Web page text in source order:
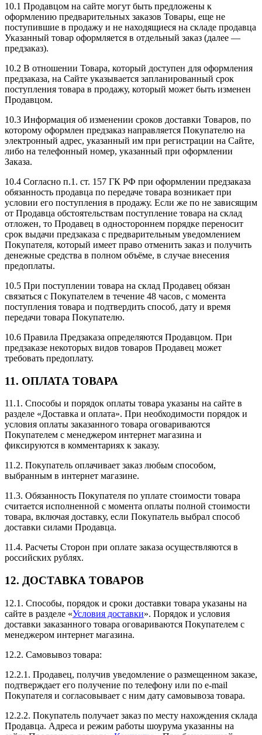
10.1 Продавцом на сайте могут быть предложены к
оформлению предварительных заказов Товары, еще не
поступившие в продажу и не находящиеся на складе продавца
Указанный товар оформляется в отдельный заказ (далее —
предзаказ).
10.2 В отношении Товара, который доступен для оформления
предзаказа, на Сайте указывается запланированный срок
поступления товара в продажу, который может быть изменен
Продавцом.
10.3 Информация об изменении сроков доставки Товаров, по
которому оформлен предзаказ направляется Покупателю на
электронный адрес, указанный им при регистрации на Сайте,
либо на телефонный номер, указанный при оформлении
Заказа.
10.4 Согласно п.1. ст. 157 ГК РФ при оформлении предзаказа
обязанность продавца по передаче товара возникает при
условии его поступления в продажу. Если же по не зависящим
от Продавца обстоятельствам поступление товара на склад
отложен, то Продавец в одностороннем порядке переносит
срок выдачи предзаказа с предварительным уведомлением
Покупателя, который имеет право отменить заказ и получить
денежные средства в полном объёме, в случае внесения
предоплаты.
10.5 При поступлении товара на склад Продавец обязан
связаться с Покупателем в течение 48 часов, с момента
поступления товара и подтвердить способ, дату и время
передачи товара Покупателю.
10.6 Правила Предзаказа определяются Продавцом. При
предзаказе некоторых видов товаров Продавец может
требовать предоплату.
11. ОПЛАТА ТОВАРА
11.1. Способы и порядок оплаты товара указаны на сайте в
разделе «Доставка и оплата». При необходимости порядок и
условия оплаты заказанного товара оговариваются
Покупателем с менеджером интернет магазина и
фиксируются в комментариях к заказу.
11.2. Покупатель оплачивает заказ любым способом,
выбранным в интернет магазине.
11.3. Обязанность Покупателя по уплате стоимости товара
считается исполненной с момента оплаты полной стоимости
товара, включая доставку, если Покупатель выбрал способ
доставки силами Продавца.
11.4. Расчеты Сторон при оплате заказа осуществляются в
российских рублях.
12. ДОСТАВКА ТОВАРОВ
12.1. Способы, порядок и сроки доставки товара указаны на
сайте в разделе «Условия доставки». Порядок и условия
доставки заказанного товара оговариваются Покупателем с
менеджером интернет магазина.
12.2. Самовывоз товара:
12.2.1. Продавец, получив уведомление о размещенном заказе,
подтверждает его получение по телефону или по e-mail
Покупателя и согласовывает с ним дату самовывоза товара.
12.2.2. Покупатель получает заказ по месту нахождения склада
Продавца. Адреса и режим работы шоурума указанны на